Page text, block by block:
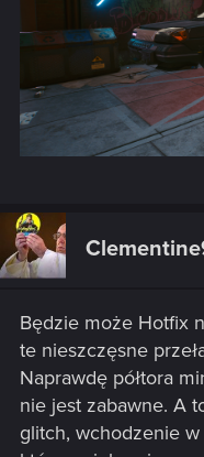
Będzie może Hotfix
te nieszczęsne
Naprawdę półtora
nie jest zabawne. A
glitch, wchodzenie